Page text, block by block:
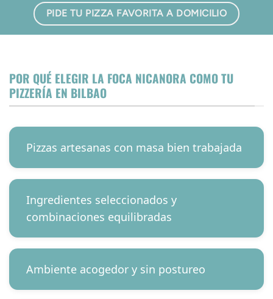
PIDE TU PIZZA FAVORITA A DOMICILIO
POR QUÉ ELEGIR LA FOCA NICANORA COMO TU
PIZZERÍA EN BILBAO
Pizzas artesanas con masa bien trabajada
Ingredientes seleccionados y
combinaciones equilibradas
Ambiente acogedor y sin postureo